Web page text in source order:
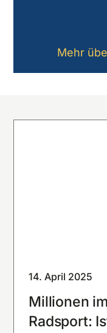
Mehr
14. April 2025
Millionen
Radsport: